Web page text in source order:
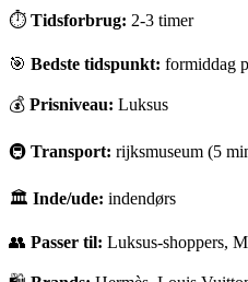
⏱ Tidsforbrug: 2-3 timer
🎯 Bedste tidspunkt: formiddag
💰 Prisniveau: Luksus
🚇 Transport: rijksmuseum (5
🏛 Inde/ude: indendørs
👥 Passer til: Luksus-shoppers,